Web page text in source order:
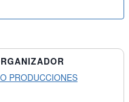
PRODUCCIONES